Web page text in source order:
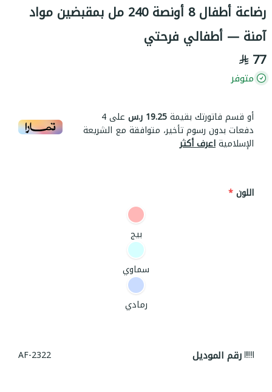
رضاعة أطفال 8 أونصة 240 مل بمقبضين مواد
آمنة — أطفالي فرحتي
77
متوفر
أو قسم فاتورتك بقيمة19.25 ر.س على4
دفعات بدون رسوم تأخير، متوافقة مع الشريعة
الإسلاميةاعرف أكثر
اللون*
بيج
سماوي
رمادي
رقم الموديل AF-2322